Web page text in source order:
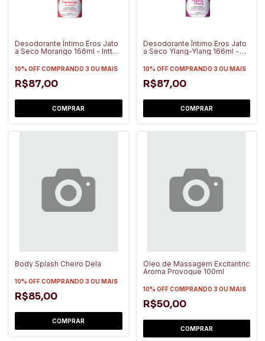
Desodorante Íntimo Eros Jato
a Seco Morango 166ml - Intt
10% OFFCOMPRANDO 3 OU MAIS
R$87,00
Desodorante Íntimo Eros Jato
a Seco Ylang-Ylang 166ml -
10% OFF COMPRANDO 3 OU MAIS
R$87,00
Body Splash Cheiro Dela
10% OFFCOMPRANDO 3 OU MAIS
R$85,00
Óleo de Massagem Excitantric
Aroma Provoque 100ml
10% OFF COMPRANDO 3 OU MAIS
R$50,00